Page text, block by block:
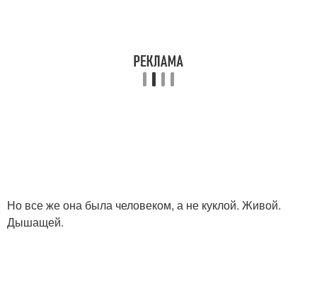
Но все же она была человеком, а не куклой. Живой.
Дышащей.